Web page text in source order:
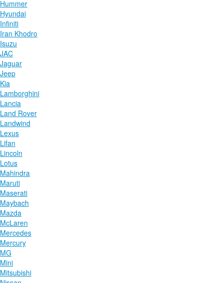
Hummer
Hyundai
Infiniti
Iran Khodro
Isuzu
JAC
Jaguar
Jeep
Kia
Lamborghini
Lancia
Land Rover
Landwind
Lexus
Lifan
Lincoln
Lotus
Mahindra
Maruti
Maserati
Maybach
Mazda
McLaren
Mercedes
Mercury
MG
Mini
Mitsubishi